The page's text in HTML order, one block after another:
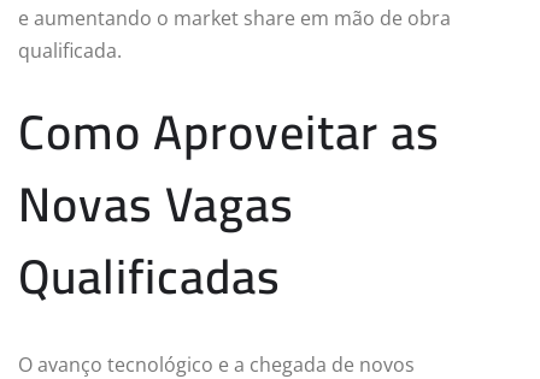
e aumentando o market share em mão de obra
qualificada.
Como Aproveitar as
Novas Vagas
Qualificadas
O avanço tecnológico e a chegada de novos